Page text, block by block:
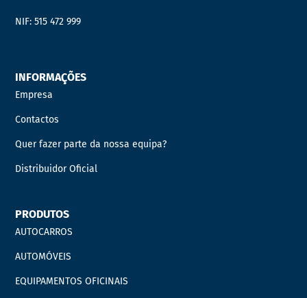
NIF: 515 472 999
INFORMAÇÕES
Empresa
Contactos
Quer fazer parte da nossa equipa?
Distribuidor Oficial
PRODUTOS
AUTOCARROS
AUTOMÓVEIS
EQUIPAMENTOS OFICINAIS